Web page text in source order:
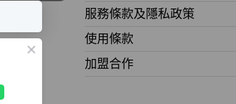
服務條款及隱私政策
使用條款
加盟合作